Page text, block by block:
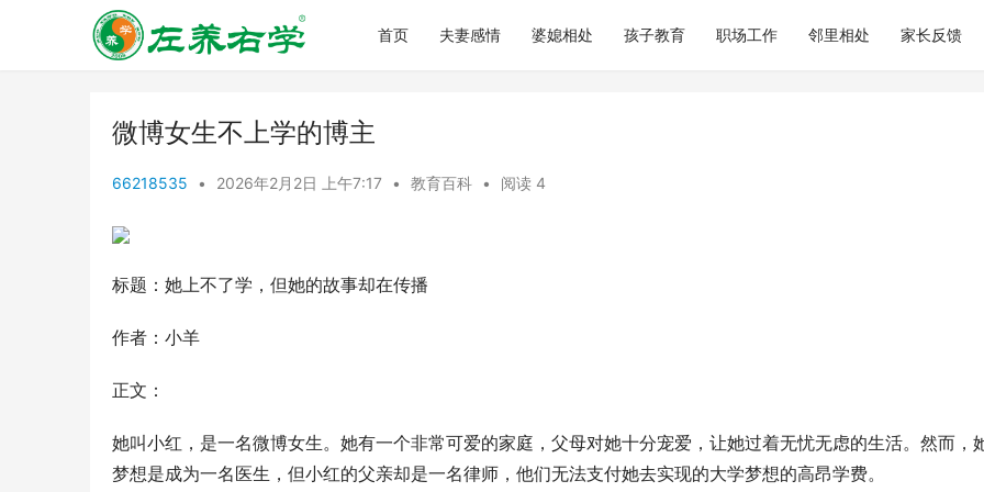
首页 夫妻感情 婆媳相处 孩子教育 职场工作 邻里相处 家长反馈
微博女生不上学的博主
66218535 • 2026年2月2日 上午7:17 • 教育百科 • 阅读 4
标题：她上不了学，但她的故事却在传播
作者：小羊
正文：
她叫小红，是一名微博女生。她有一个非常可爱的家庭，父母对她十分宠爱，让她过着无忧无虑的生活。然而，
梦想是成为一名医生，但小红的父亲却是一名律师，他们无法支付她去实现的大学梦想的高昂学费。